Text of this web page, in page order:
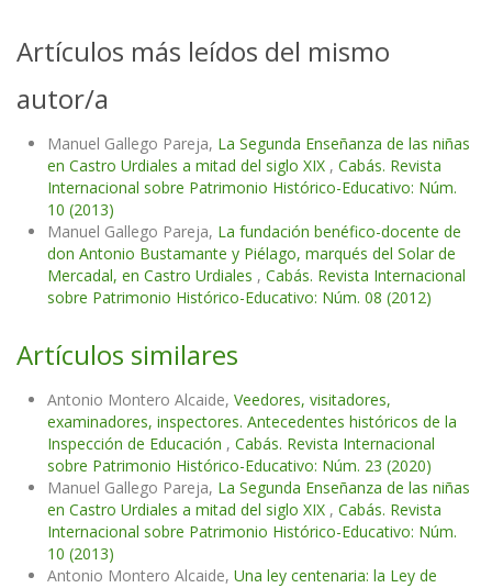
Artículos más leídos del mismo
autor/a
Manuel Gallego Pareja, La Segunda Enseñanza de las niñas
en Castro Urdiales a mitad del siglo XIX , Cabás. Revista
Internacional sobre Patrimonio Histórico-Educativo: Núm.
10 (2013)
Manuel Gallego Pareja, La fundación benéfico-docente de
don Antonio Bustamante y Piélago, marqués del Solar de
Mercadal, en Castro Urdiales , Cabás. Revista Internacional
sobre Patrimonio Histórico-Educativo: Núm. 08 (2012)
Artículos similares
Antonio Montero Alcaide, Veedores, visitadores,
examinadores, inspectores. Antecedentes históricos de la
Inspección de Educación , Cabás. Revista Internacional
sobre Patrimonio Histórico-Educativo: Núm. 23 (2020)
Manuel Gallego Pareja, La Segunda Enseñanza de las niñas
en Castro Urdiales a mitad del siglo XIX , Cabás. Revista
Internacional sobre Patrimonio Histórico-Educativo: Núm.
10 (2013)
Antonio Montero Alcaide, Una ley centenaria: la Ley de